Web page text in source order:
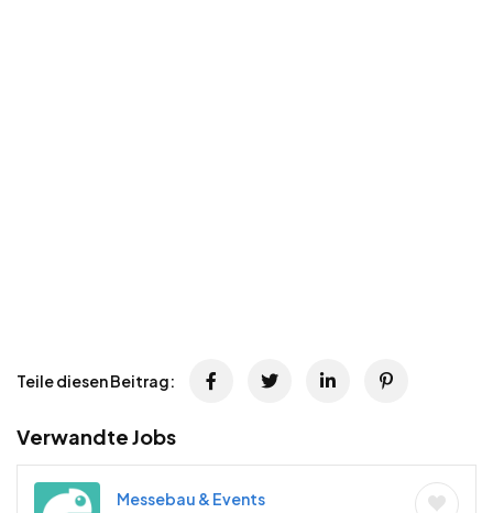
Teile diesen Beitrag:
Verwandte Jobs
Messebau & Events